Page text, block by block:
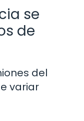
se
de
del
variar